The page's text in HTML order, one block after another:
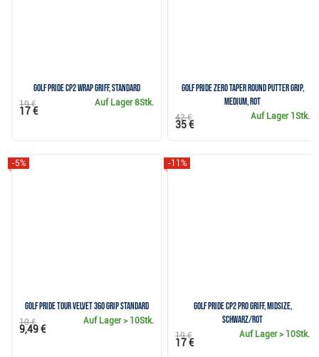
Golf Pride CP2 Wrap Griff, Standard
Auf Lager8Stk.
19 €
17 €
Golf Pride Zero Taper Round Putter Grip,
Medium, Rot
Auf Lager 1Stk.
42 €
35 €
Golf Pride Tour Velvet 360 Grip Standard
-5%
Auf Lager> 10Stk.
10 €
9,49 €
Golf Pride CP2 Pro Griff, MIDSIZE,
schwarz/rot
-11%
Auf Lager> 10Stk.
19 €
17 €